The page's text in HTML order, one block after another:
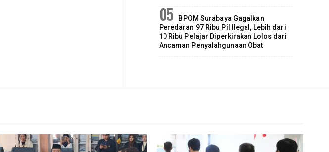
BPOM Surabaya Gagalkan
Peredaran 97 Ribu Pil Ilegal, Lebih dari
10 Ribu Pelajar Diperkirakan Lolos dari
Ancaman Penyalahgunaan Obat